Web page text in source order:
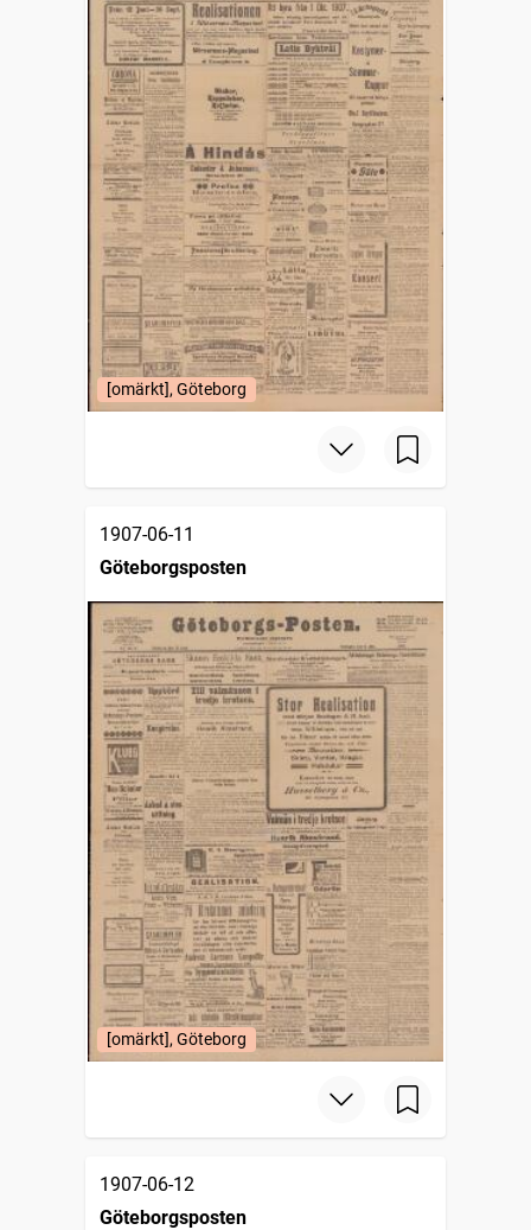
[omärkt], Göteborg
1907-06-11
Göteborgsposten
[omärkt], Göteborg
1907-06-12
Göteborgsposten